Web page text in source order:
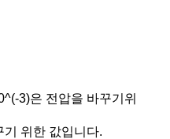
3)은 전압을 바꾸기위
위한 값입니다.